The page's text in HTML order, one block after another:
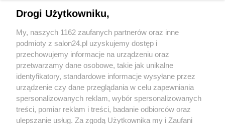
Sport
Społeczeństwo
Kultura
Drogi Użytkowniku,
My, naszych 1162 zaufanych partnerów oraz inne
podmioty z salon24.pl uzyskujemy dostęp i
przechowujemy informacje na urządzeniu oraz
przetwarzamy dane osobowe, takie jak unikalne
identyfikatory, standardowe informacje wysyłane przez
urządzenie czy dane przeglądania w celu zapewniania
spersonalizowanych reklam, wybór spersonalizowanych
treści, pomiar reklam i treści, badanie odbiorców oraz
ulepszanie usług. Za zgodą Użytkownika my i Zaufani